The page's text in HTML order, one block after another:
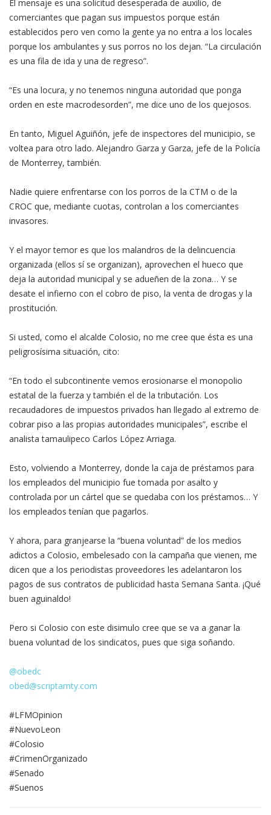
El mensaje es una solicitud desesperada de auxilio, de
comerciantes que pagan sus impuestos porque están
establecidos pero ven como la gente ya no entra a los locales
porque los ambulantes y sus porros no los dejan. “La circulación
es una fila de ida y una de regreso”.
“Es una locura, y no tenemos ninguna autoridad que ponga
orden en este macrodesorden”, me dice uno de los quejosos.
En tanto, Miguel Aguiñón, jefe de inspectores del municipio, se
voltea para otro lado. Alejandro Garza y Garza, jefe de la Policía
de Monterrey, también.
Nadie quiere enfrentarse con los porros de la CTM o de la
CROC que, mediante cuotas, controlan a los comerciantes
invasores.
Y el mayor temor es que los malandros de la delincuencia
organizada (ellos sí se organizan), aprovechen el hueco que
deja la autoridad municipal y se adueñen de la zona… Y se
desate el infierno con el cobro de piso, la venta de drogas y la
prostitución.
Si usted, como el alcalde Colosio, no me cree que ésta es una
peligrosísima situación, cito:
“En todo el subcontinente vemos erosionarse el monopolio
estatal de la fuerza y también el de la tributación. Los
recaudadores de impuestos privados han llegado al extremo de
cobrar piso a las propias autoridades municipales”, escribe el
analista tamaulipeco Carlos López Arriaga.
Esto, volviendo a Monterrey, donde la caja de préstamos para
los empleados del municipio fue tomada por asalto y
controlada por un cártel que se quedaba con los préstamos… Y
los empleados tenían que pagarlos.
Y ahora, para granjearse la “buena voluntad” de los medios
adictos a Colosio, embelesado con la campaña que vienen, me
dicen que a los periodistas proveedores les adelantaron los
pagos de sus contratos de publicidad hasta Semana Santa. ¡Qué
buen aguinaldo!
Pero si Colosio con este disimulo cree que se va a ganar la
buena voluntad de los sindicatos, pues que siga soñando.
@obedc
obed@scriptamty.com
#LFMOpinion
#NuevoLeon
#Colosio
#CrimenOrganizado
#Senado
#Suenos